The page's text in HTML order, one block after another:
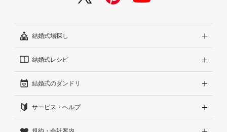
結婚式場探し
エリアから探す
こだわりから探す
雰囲気から探す
結婚式レシピ
結婚式準備レポート『ハナレポ』
結婚式当日の動画『ムビレポ』
結婚式のダンドリ
結婚準備ガイド
サービス・ヘルプ